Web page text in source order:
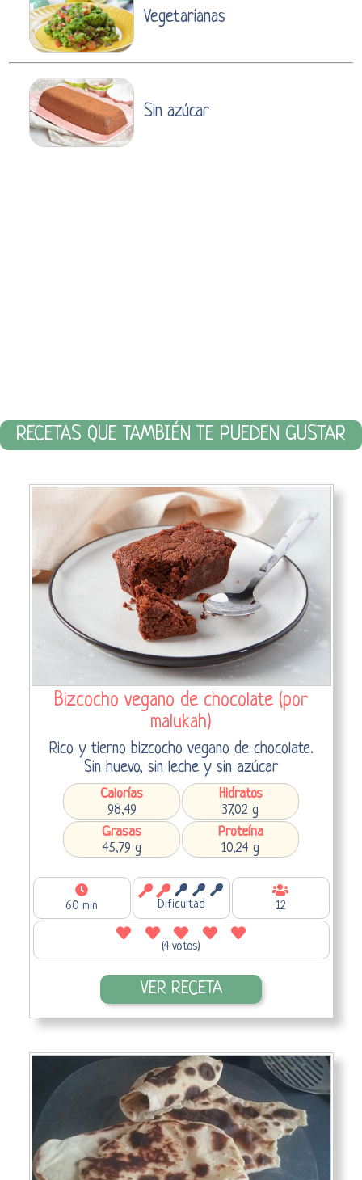
Vegetarianas
Sin azúcar
RECETAS QUE TAMBIÉN TE PUEDEN GUSTAR
Bizcocho vegano de chocolate (por
malukah)
Rico y tierno bizcocho vegano de chocolate.
Sin huevo, sin leche y sin azúcar
Calorías
98,49
Hidratos
37,02 g
Grasas
45,79 g
Proteína
10,24 g
60 min Dificultad 12
(4 votos)
VER RECETA